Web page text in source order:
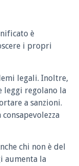
è
i propri
legali. Inoltre,
leggi regolano la
a sanzioni.
chi non è del
aumenta la